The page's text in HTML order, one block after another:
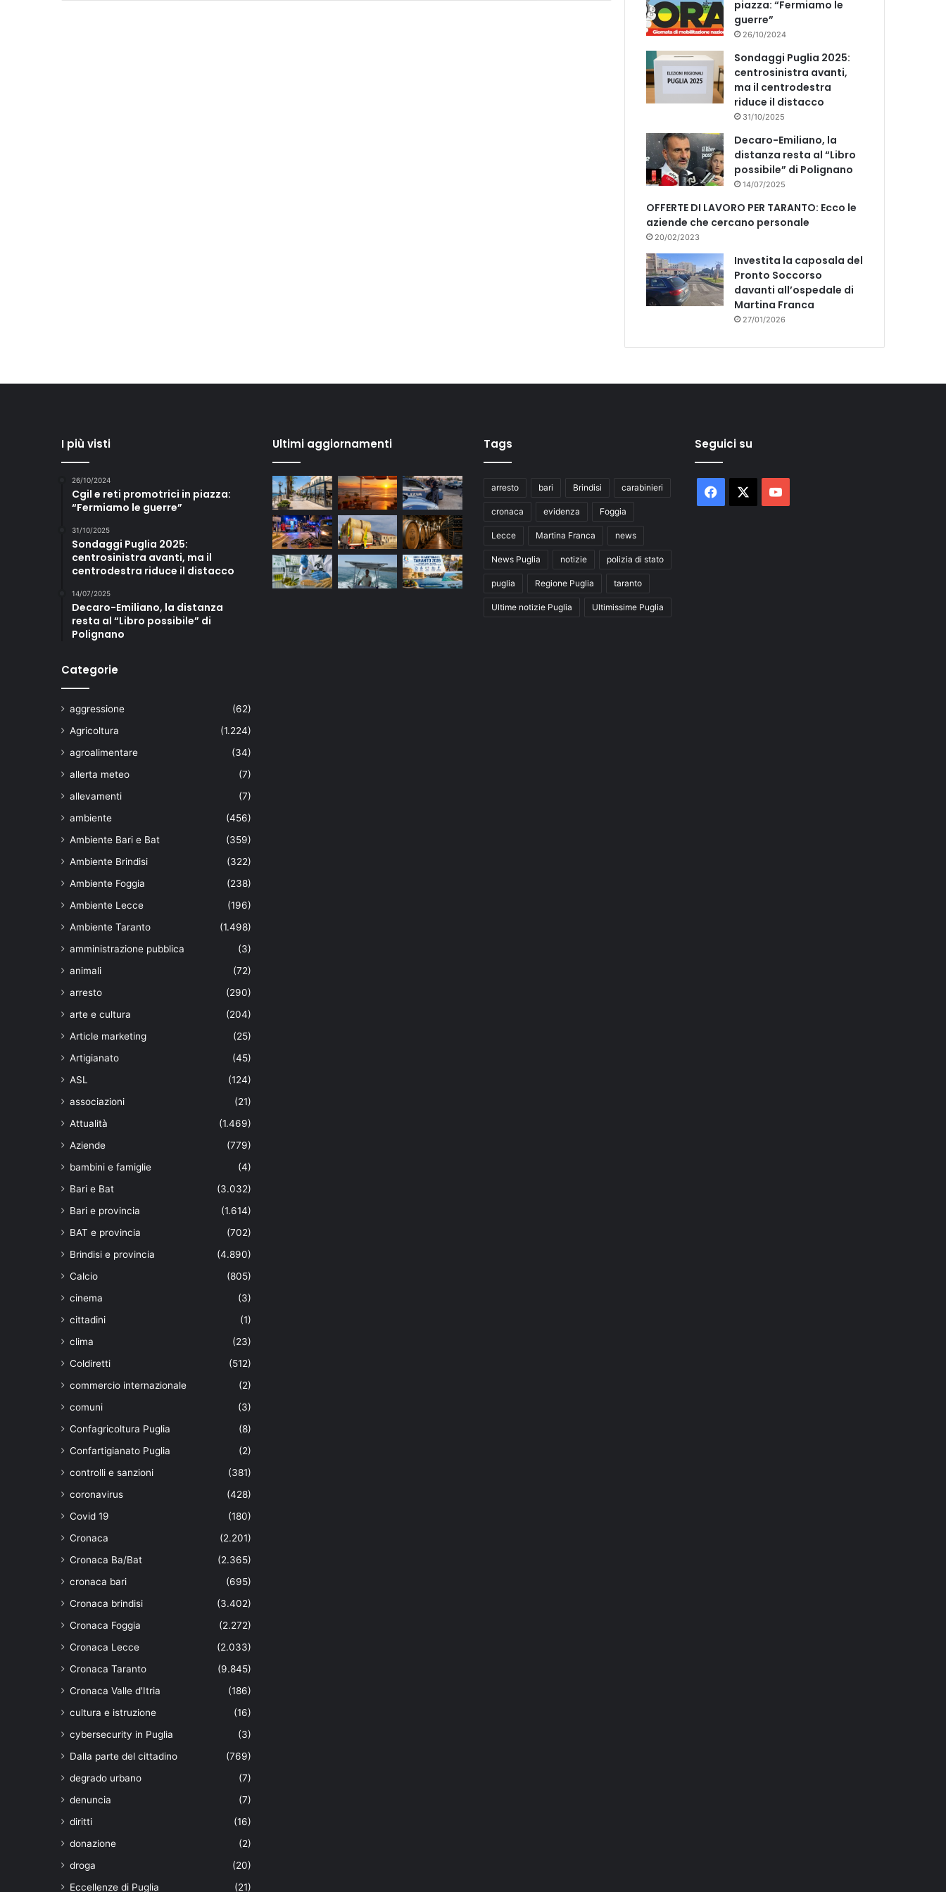
piazza: “Fermiamo le
guerre”
26/10/2024
Sondaggi Puglia 2025:
centrosinistra avanti,
ma il centrodestra
riduce il distacco
31/10/2025
Decaro-Emiliano, la
distanza resta al “Libro
possibile” di Polignano
14/07/2025
OFFERTE DI LAVORO PER TARANTO: Ecco le
aziende che cercano personale
20/02/2023
Investita la caposala del
Pronto Soccorso
davanti all’ospedale di
Martina Franca
27/01/2026
I più visti
26/10/2024
Cgil e reti promotrici in piazza:
“Fermiamo le guerre”
31/10/2025
Sondaggi Puglia 2025:
centrosinistra avanti, ma il
centrodestra riduce il distacco
14/07/2025
Decaro-Emiliano, la distanza
resta al “Libro possibile” di
Polignano
Categorie
aggressione
(62)
Agricoltura
(1.224)
agroalimentare
(34)
allerta meteo
(7)
allevamenti
(7)
ambiente
(456)
Ambiente Bari e Bat
(359)
Ambiente Brindisi
(322)
Ambiente Foggia
(238)
Ambiente Lecce
(196)
Ambiente Taranto
(1.498)
amministrazione pubblica
(3)
animali
(72)
arresto
(290)
arte e cultura
(204)
Article marketing
(25)
Artigianato
(45)
ASL
(124)
associazioni
(21)
Attualità
(1.469)
Aziende
(779)
bambini e famiglie
(4)
Bari e Bat
(3.032)
Bari e provincia
(1.614)
BAT e provincia
(702)
Brindisi e provincia
(4.890)
Calcio
(805)
cinema
(3)
cittadini
(1)
clima
(23)
Coldiretti
(512)
commercio internazionale
(2)
comuni
(3)
Confagricoltura Puglia
(8)
Confartigianato Puglia
(2)
controlli e sanzioni
(381)
coronavirus
(428)
Covid 19
(180)
Cronaca
(2.201)
Cronaca Ba/Bat
(2.365)
cronaca bari
(695)
Cronaca brindisi
(3.402)
Cronaca Foggia
(2.272)
Cronaca Lecce
(2.033)
Cronaca Taranto
(9.845)
Cronaca Valle d'Itria
(186)
cultura e istruzione
(16)
cybersecurity in Puglia
(3)
Dalla parte del cittadino
(769)
degrado urbano
(7)
denuncia
(7)
diritti
(16)
donazione
(2)
droga
(20)
Eccellenze di Puglia
(21)
Ultimi aggiornamenti Tags
arresto bari Brindisi carabinieri
cronaca evidenza Foggia
Lecce Martina Franca news
News Puglia notizie polizia di stato
puglia Regione Puglia taranto
Ultime notizie Puglia Ultimissime Puglia
Seguici su
Facebook